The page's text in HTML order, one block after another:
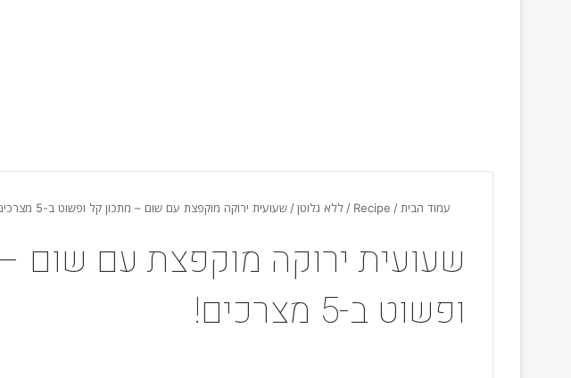
עמוד הבית /
Recipe
/ ללא גלוטן/ שעועית ירוקה מוקפצת עם שום – מתכון קל ופשוט ב-5 מצרכים!
שעועית ירוקה מוקפצת עם שום
ופשוט ב-5 מצרכים!